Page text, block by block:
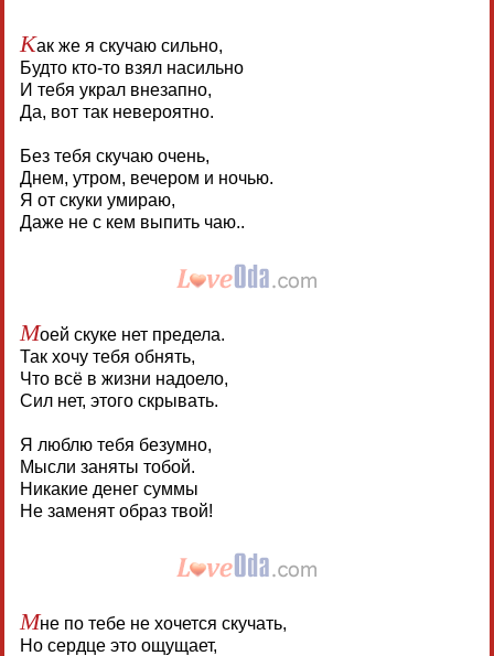
Как же я скучаю сильно,
Будто кто-то взял насильно
И тебя украл внезапно,
Да, вот так невероятно.
Без тебя скучаю очень,
Днем, утром, вечером и ночью.
Я от скуки умираю,
Даже не с кем выпить чаю..
Моей скуке нет предела.
Так хочу тебя обнять,
Что всё в жизни надоело,
Сил нет, этого скрывать.
Я люблю тебя безумно,
Мысли заняты тобой.
Никакие денег суммы
Не заменят образ твой!
Мне по тебе не хочется скучать,
Но сердце это ощущает,